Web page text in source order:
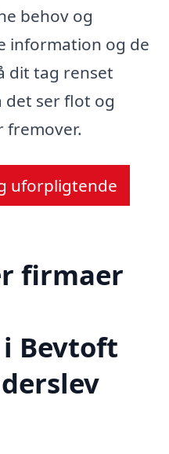
behov og
information og de
dit tag renset
ser flot og
fremover.
uforpligtende
firmaer
Bevtoft